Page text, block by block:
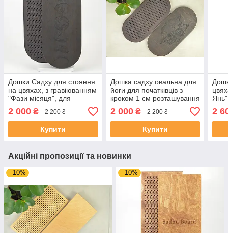
Дошки Садху для стояння
на цвяхах, з гравіюванням
"Фази місяця", для
початківців з кроком 1 см
подарунок йогу
2 000 ₴ 2 200 ₴
Купити
Дошка садху овальна для
йоги для початківців з
кроком 1 см розташування
цвяхів по квітці життя
2 000₴ 2 200 ₴
Купити
Янь"
2
Акційні пропозиції та новинки
–10% –10%